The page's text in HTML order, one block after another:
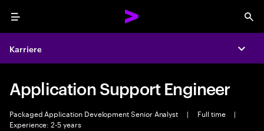
Menu
Karriere
Application Support Engineer
Packaged Application Development Senior Analyst | Full time
|
Experience: 2-5 years